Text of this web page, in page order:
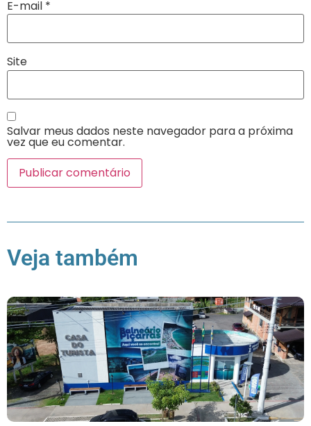
E-mail *
Site
Salvar meus dados neste navegador para a próxima
vez que eu comentar.
Veja também